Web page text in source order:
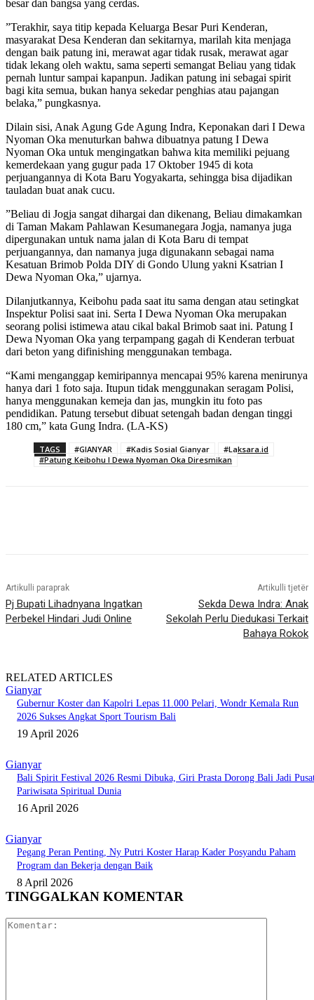
besar dan bangsa yang cerdas.
”Terakhir, saya titip kepada Keluarga Besar Puri Kenderan,
masyarakat Desa Kenderan dan sekitarnya, marilah kita menjaga
dengan baik patung ini, merawat agar tidak rusak, merawat agar
tidak lekang oleh waktu, sama seperti semangat Beliau yang tidak
pernah luntur sampai kapanpun. Jadikan patung ini sebagai spirit
bagi kita semua, bukan hanya sekedar penghias atau pajangan
belaka,” pungkasnya.
Dilain sisi, Anak Agung Gde Agung Indra, Keponakan dari I Dewa
Nyoman Oka menuturkan bahwa dibuatnya patung I Dewa
Nyoman Oka untuk mengingatkan bahwa kita memiliki pejuang
kemerdekaan yang gugur pada 17 Oktober 1945 di kota
perjuangannya di Kota Baru Yogyakarta, sehingga bisa dijadikan
tauladan buat anak cucu.
”Beliau di Jogja sangat dihargai dan dikenang, Beliau dimakamkan
di Taman Makam Pahlawan Kesumanegara Jogja, namanya juga
dipergunakan untuk nama jalan di Kota Baru di tempat
perjuangannya, dan namanya juga digunakann sebagai nama
Kesatuan Brimob Polda DIY di Gondo Ulung yakni Ksatrian I
Dewa Nyoman Oka,” ujarnya.
Dilanjutkannya, Keibohu pada saat itu sama dengan atau setingkat
Inspektur Polisi saat ini. Serta I Dewa Nyoman Oka merupakan
seorang polisi istimewa atau cikal bakal Brimob saat ini. Patung I
Dewa Nyoman Oka yang terpampang gagah di Kenderan terbuat
dari beton yang difinishing menggunakan tembaga.
“Kami menganggap kemiripannya mencapai 95% karena menirunya
hanya dari 1 foto saja. Itupun tidak menggunakan seragam Polisi,
hanya menggunakan kemeja dan jas, mungkin itu foto pas
pendidikan. Patung tersebut dibuat setengah badan dengan tinggi
180 cm,” kata Gung Indra. (LA-KS)
TAGS #GIANYAR #Kadis Sosial Gianyar
#Laksara.id
#Patung Keibohu I Dewa Nyoman Oka Diresmikan
Artikulli paraprak
Pj Bupati Lihadnyana Ingatkan
Perbekel Hindari Judi Online
Artikulli tjetër
Sekda Dewa Indra: Anak
Sekolah Perlu Diedukasi Terkait
Bahaya Rokok
RELATED ARTICLES
Gianyar
Gubernur Koster dan Kapolri Lepas 11.000 Pelari, Wondr Kemala Run
2026 Sukses Angkat Sport Tourism Bali
19 April 2026
Gianyar
Bali Spirit Festival 2026 Resmi Dibuka, Giri Prasta Dorong Bali Jadi
Pariwisata Spiritual Dunia
16 April 2026
Gianyar
Pegang Peran Penting, Ny Putri Koster Harap Kader Posyandu Paham
Program dan Bekerja dengan Baik
8 April 2026
TINGGALKAN KOMENTAR